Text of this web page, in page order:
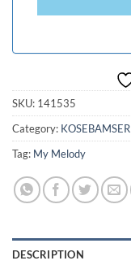
SKU: 141535
Category: KOSEBAMSER
Tag: My Melody
DESCRIPTION